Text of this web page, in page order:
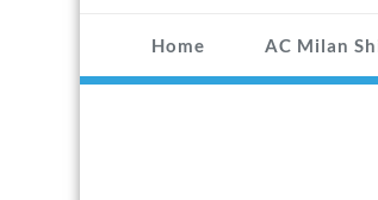
Home AC Milan